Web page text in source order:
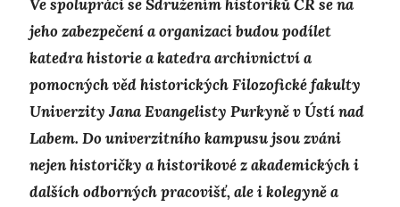
Ve spolupráci se Sdružením historiků ČR se na
jeho zabezpečení a organizaci budou podílet
katedra historie a katedra archivnictví a
pomocných věd historických Filozofické fakulty
Univerzity Jana Evangelisty Purkyně v Ústí nad
Labem. Do univerzitního kampusu jsou zváni
nejen historičky a historikové z akademických i
dalších odborných pracovišť, ale i kolegyně a